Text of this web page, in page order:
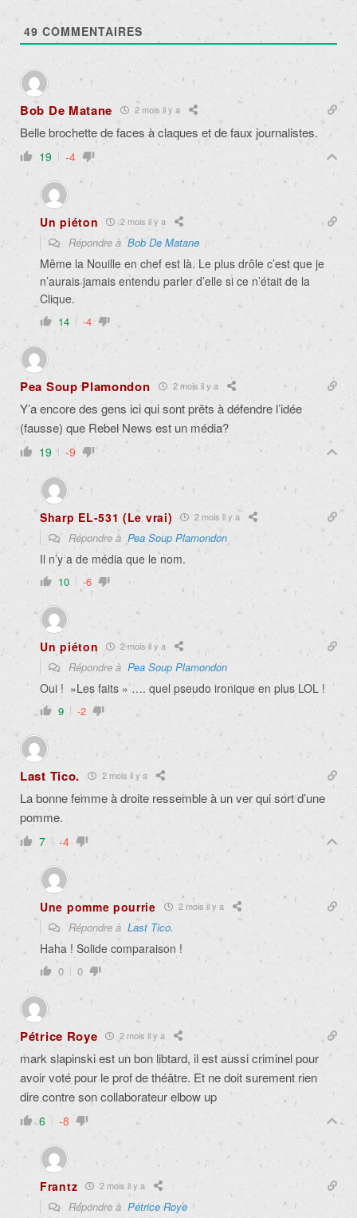
49 COMMENTAIRES
Bob De Matane 2 mois il y a
Belle brochette de faces à claques et de faux journalistes.
19 -4
Un piéton 2 mois il y a
Répondre àBob De Matane
Même la Nouille en chef est là. Le plus drôle c’est que je
n’aurais jamais entendu parler d’elle si ce n’était de la
Clique.
14 -4
Pea Soup Plamondon 2 mois il y a
Y’a encore des gens ici qui sont prêts à défendre l’idée
(fausse) que Rebel News est un média?
19 -9
Sharp EL-531 (Le vrai) 2 mois il y a
Répondre à Pea Soup Plamondon
Il n’y a de média que le nom.
10 -6
Un piéton 2 mois il y a
Répondre à Pea Soup Plamondon
Oui ! »Les faits » …. quel pseudo ironique en plus LOL !
9 -2
Last Tico. 2 mois il y a
La bonne femme à droite ressemble à un ver qui sort d’une
pomme.
7 -4
Une pomme pourrie 2 mois il y a
Répondre à Last Tico.
Haha ! Solide comparaison !
0 0
Pétrice Roye 2 mois il y a
mark slapinski est un bon libtard, il est aussi criminel pour
avoir voté pour le prof de théâtre. Et ne doit surement rien
dire contre son collaborateur elbow up
6 -8
Frantz 2 mois il y a
Répondre à Pétrice Roye